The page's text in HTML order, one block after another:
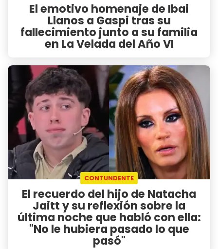
El emotivo homenaje de Ibai
Llanos a Gaspi tras su
fallecimiento junto a su familia
en La Velada del Año VI
CONTUNDENTE
El recuerdo del hijo de Natacha
Jaitt y su reflexión sobre la
última noche que habló con ella:
"No le hubiera pasado lo que
pasó"